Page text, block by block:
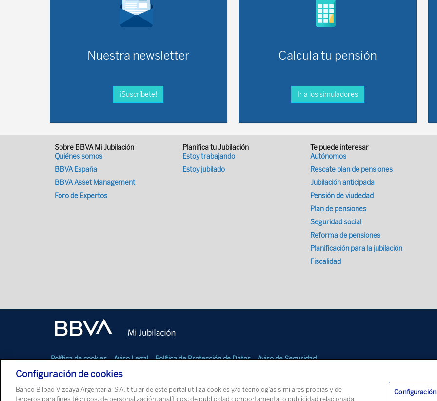
Nuestra newsletter
¡Suscríbete!
Calcula tu pensión
Ir a los simuladores
Sobre BBVA Mi Jubilación
Quiénes somos
BBVA España
BBVA Asset Management
Foro de Expertos
Planifica tu Jubilación
Estoy trabajando
Estoy jubilado
Te puede interesar
Autónomos
Rescate plan de pensiones
Jubilación anticipada
Pensión de viudedad
Plan de pensiones
Seguridad social
Reforma de pensiones
Planificación para la jubilación
Fiscalidad
Política de cookies Aviso Legal Política de Protección de Datos Aviso de Seguridad
Configuración de cookies
Banco Bilbao Vizcaya Argentaria, S.A. titular de este portal utiliza cookies y/o tecnologías similares propias y de
terceros para fines técnicos, de personalización, analíticos, de publicidad comportamental o publicidad relacionada